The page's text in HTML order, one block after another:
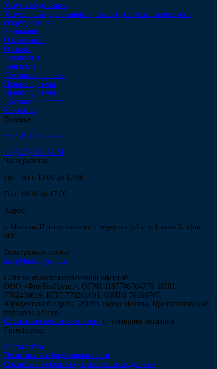
Услуги по доставке
Услуга по модернизации и ремонту стоматологического
оборудования
Компания
О компании
Отзывы
Реквизиты
Дипломы
Доставка и оплата
Производители
Производители
Доставка и оплата
Контакты
Телефон:
+7 (910) 482-22-82
+7 (985) 764-74-61
Часы работы:
Пн – Чт с 10:00 до 17:30
Пт с 10:00 до 17:00
Адрес:
г. Москва, Протопоповский переулок д.9 стр.1 этаж 3, офис
309
Электронная почта:
info@fintechgroup.ru
Сайт не является публичной офертой
ООО «ФинТехГрупп», ОГРН 1187746764776, ИНН
7702436619, КПП 770201001, ОКПО 79366767,
Юридический адрес: 129090, город Москва, Протопоповский
переулок д.9 стр.1
Стоматологические запчасти от интернет магазина
Fintechgroup.
Карта сайта
Политика конфиденциальности
Согласие на обработку персональных данных